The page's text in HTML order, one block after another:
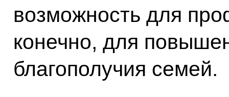
возможность для
конечно, для
благополучия семей.